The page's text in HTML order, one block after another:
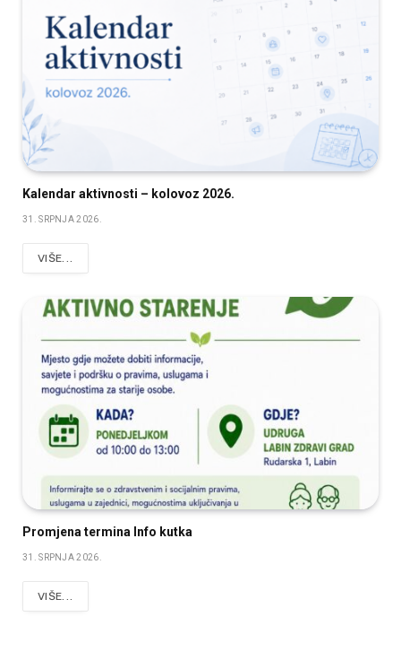
Kalendar aktivnosti – kolovoz 2026.
31. SRPNJA 2026.
VIŠE...
Promjena termina Info kutka
31. SRPNJA 2026.
VIŠE...